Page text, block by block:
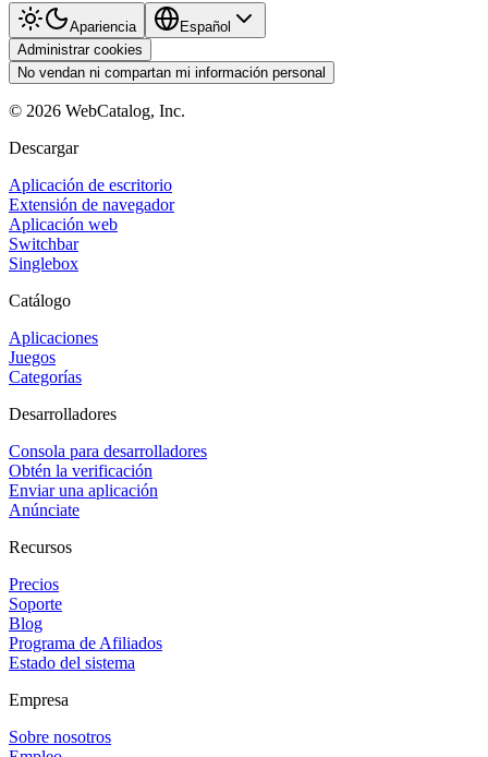
Apariencia
Español
Administrar cookies
No vendan ni compartan mi información personal
© 2026 WebCatalog, Inc.
Descargar
Aplicación de escritorio
Extensión de navegador
Aplicación web
Switchbar
Singlebox
Catálogo
Aplicaciones
Juegos
Categorías
Desarrolladores
Consola para desarrolladores
Obtén la verificación
Enviar una aplicación
Anúnciate
Recursos
Precios
Soporte
Blog
Programa de Afiliados
Estado del sistema
Empresa
Sobre nosotros